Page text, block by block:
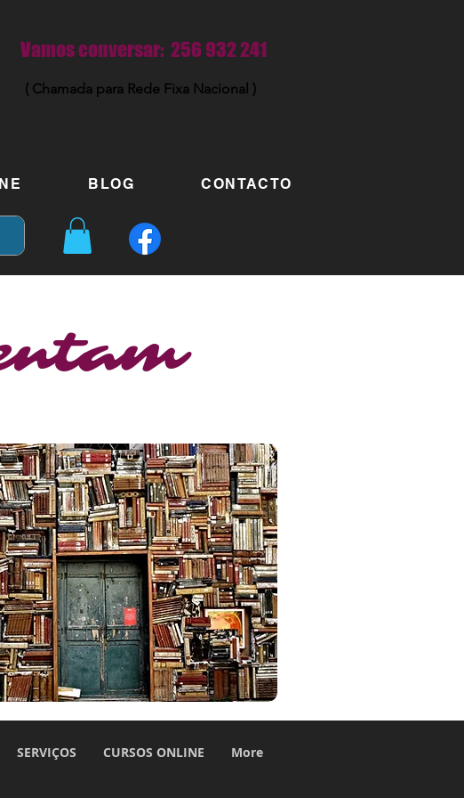
Vamos conversar: 256 932 241
( Chamada para Rede Fixa Nacional )
BLOG CONTACTO
SERVIÇOS CURSOS ONLINE More